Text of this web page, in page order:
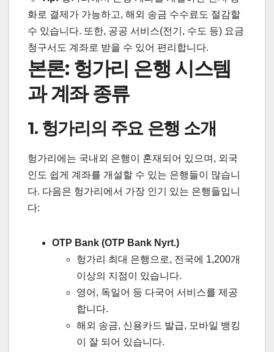
화로 결제가 가능하고, 해외 송금 수수료도 절감할
수 있습니다. 또한, 공공 서비스(전기, 수도 등) 요금
청구서도 계좌로 받을 수 있어 편리합니다.
본론: 헝가리 은행 시스템
과 계좌 종류
1. 헝가리의 주요 은행 소개
헝가리에는 국내외 은행이 혼재되어 있으며, 외국
인도 쉽게 계좌를 개설할 수 있는 은행들이 많습니
다. 다음은 헝가리에서 가장 인기 있는 은행들입니
다:
OTP Bank (OTP Bank Nyrt.)
헝가리 최대 은행으로, 전국에 1,200개
이상의 지점이 있습니다.
영어, 독일어 등 다국어 서비스를 제공
합니다.
해외 송금, 신용카드 발급, 모바일 뱅킹
이 잘 되어 있습니다.